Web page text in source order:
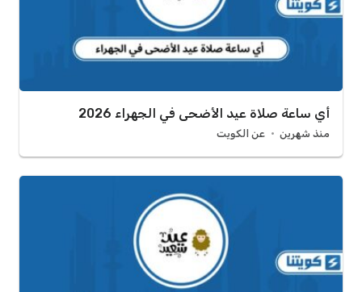
أي ساعة صلاة عيد الأضحى في الجهراء 2026
منذ شهرين عن الكويت